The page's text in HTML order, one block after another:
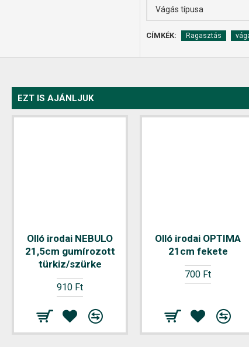
Vágás típusa
CÍMKÉK: Ragasztás
EZT IS AJÁNLJUK
Olló irodai NEBULO
21,5cm gumírozott
türkiz/szürke
910 Ft
Olló irodai OPTIMA
21cm fekete
700 Ft